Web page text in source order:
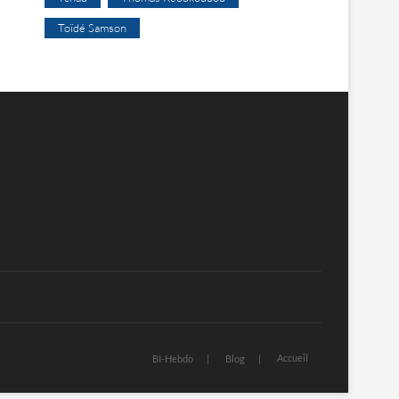
Toïdé Samson
BI-Hebdo Blog Accueil